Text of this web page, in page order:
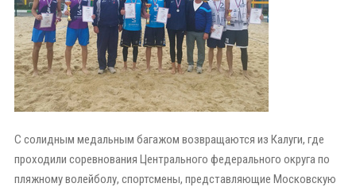
С солидным медальным багажом возвращаются из Калуги, где
проходили соревнования Центрального федерального округа по
пляжному волейболу, спортсмены, представляющие Московскую